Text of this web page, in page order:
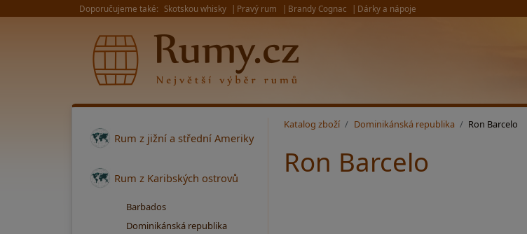
Doporučujeme také: Skotskou whisky Pravý rum Brandy Cognac Dárky a nápoje
Rum z jižní a střední Ameriky
Rum z Karibských ostrovů
Barbados
Dominikánská republika
Katalog zboží Dominikánská republika Ron Barcelo
Ron Barcelo